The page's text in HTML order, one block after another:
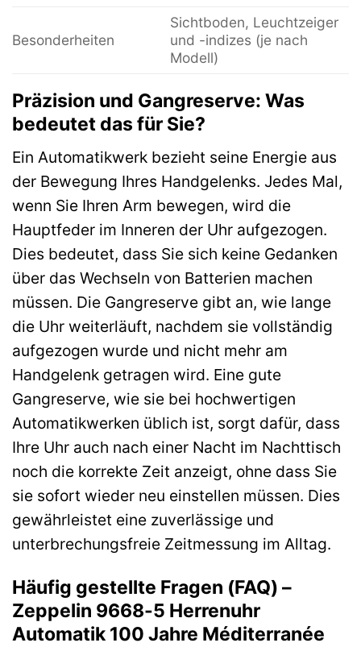
Besonderheiten
Sichtboden, Leuchtzeiger
und -indizes (je nach
Modell)
Präzision und Gangreserve: Was
bedeutet das für Sie?
Ein Automatikwerk bezieht seine Energie aus
der Bewegung Ihres Handgelenks. Jedes Mal,
wenn Sie Ihren Arm bewegen, wird die
Hauptfeder im Inneren der Uhr aufgezogen.
Dies bedeutet, dass Sie sich keine Gedanken
über das Wechseln von Batterien machen
müssen. Die Gangreserve gibt an, wie lange
die Uhr weiterläuft, nachdem sie vollständig
aufgezogen wurde und nicht mehr am
Handgelenk getragen wird. Eine gute
Gangreserve, wie sie bei hochwertigen
Automatikwerken üblich ist, sorgt dafür, dass
Ihre Uhr auch nach einer Nacht im Nachttisch
noch die korrekte Zeit anzeigt, ohne dass Sie
sie sofort wieder neu einstellen müssen. Dies
gewährleistet eine zuverlässige und
unterbrechungsfreie Zeitmessung im Alltag.
Häufig gestellte Fragen (FAQ) –
Zeppelin 9668-5 Herrenuhr
Automatik 100 Jahre Méditerranée